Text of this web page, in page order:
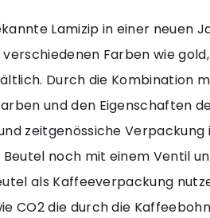
Lamizip in einer neuen
Farben wie gold,
Durch die Kombination
und den Eigenschaften
zeitgenössiche Verpackung
noch mit einem Ventil
als Kaffeeverpackung
CO2 die durch die